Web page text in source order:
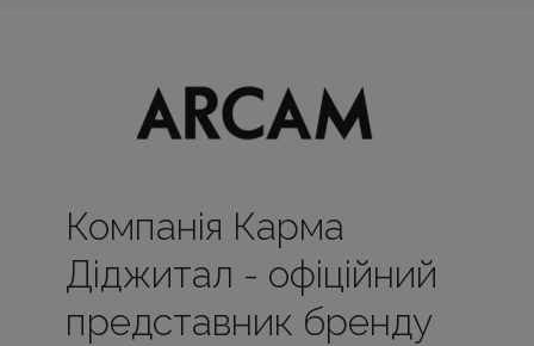
Компанія Карма
Діджитал - офіційний
представник бренду